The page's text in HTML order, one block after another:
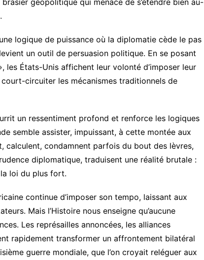
logique de puissance où la diplomatie cède le pas
un outil de persuasion politique. En se posant
les États-Unis affichent leur volonté d’imposer leur
circuiter les mécanismes traditionnels de
un ressentiment profond et renforce les logiques
semble assister, impuissant, à cette montée aux
calculent, condamnent parfois du bout des lèvres,
diplomatique, traduisent une réalité brutale :
loi du plus fort.
continue d’imposer son tempo, laissant aux
Mais l’Histoire nous enseigne qu’aucune
Les représailles annoncées, les alliances
rapidement transformer un affrontement bilatéral
guerre mondiale, que l’on croyait reléguer aux